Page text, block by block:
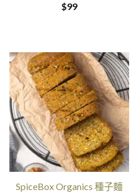
$99
SpiceBox Organics 種子麵